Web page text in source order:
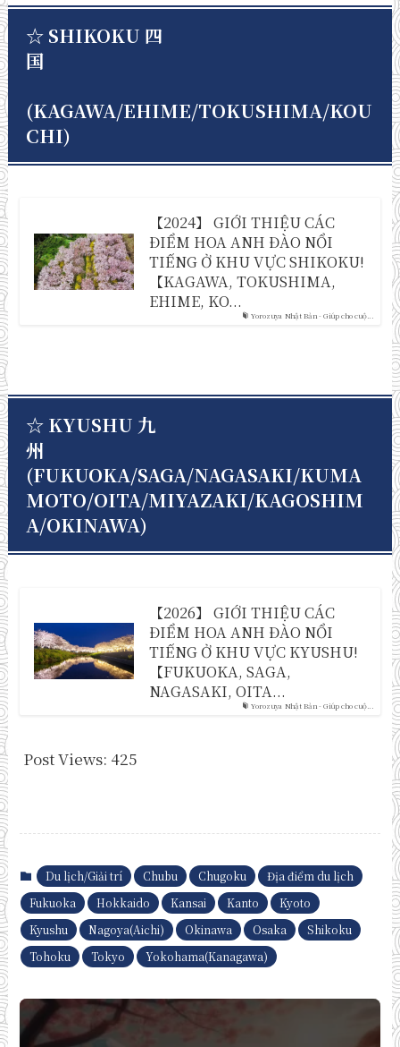
☆ SHIKOKU 四
国
(KAGAWA/EHIME/TOKUSHIMA/KOU
CHI)
Yorozuya Nhật Bản - Giúp cho cuộ...
【2024】 GIỚI THIỆU CÁC
ĐIỂM HOA ANH ĐÀO NỔI
TIẾNG Ở KHU VỰC SHIKOKU!
【KAGAWA, TOKUSHIMA,
EHIME, KO...
☆ KYUSHU 九
州
(FUKUOKA/SAGA/NAGASAKI/KUMA
MOTO/OITA/MIYAZAKI/KAGOSHIM
A/OKINAWA)
Yorozuya Nhật Bản - Giúp cho cuộ...
【2026】 GIỚI THIỆU CÁC
ĐIỂM HOA ANH ĐÀO NỔI
TIẾNG Ở KHU VỰC KYUSHU!
【FUKUOKA, SAGA,
NAGASAKI, OITA...
Post Views: 425
Du lịch/Giải trí Chubu Chugoku
Địa điểm du lịch
Fukuoka
Hokkaido Kansai Kanto
Kyoto
Kyushu
Nagoya(Aichi) Okinawa Osaka
Shikoku
Tohoku
Tokyo Yokohama(Kanagawa)